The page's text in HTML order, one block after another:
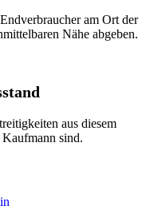
am Ort der
Nähe abgeben.
aus diesem
Kaufmann sind.